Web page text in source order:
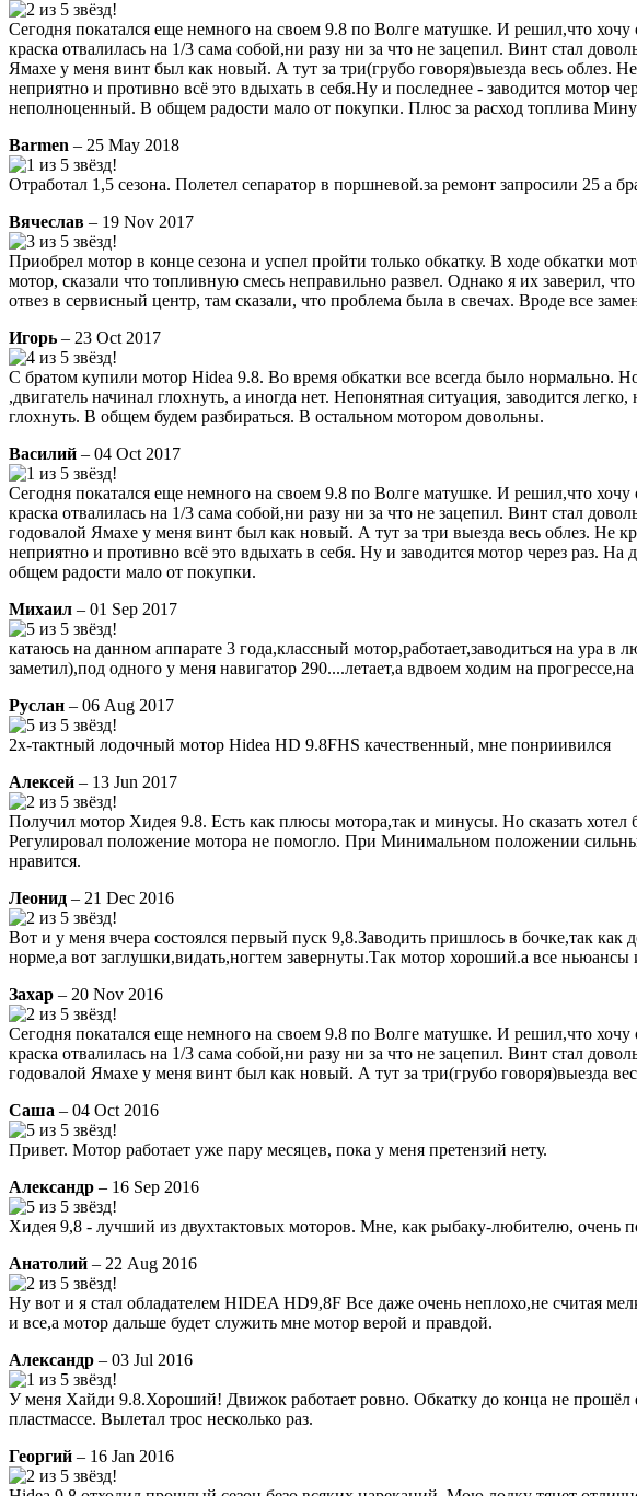
Сегодня покатался еще немного на своем 9.8 по Волге матушке. И решил,что
краска отвалилась на 1/3 сама собой,ни разу ни за что не зацепил. Винт стал
Ямахе у меня винт был как новый. А тут за три(грубо говоря)выезда весь
неприятно и противно всё это вдыхать в себя.Ну и последнее - заводится
неполноценный. В общем радости мало от покупки. Плюс за расход топлива
Barmen – 25 May 2018
Отработал 1,5 сезона. Полетел сепаратор в поршневой.за ремонт запросили 25 а
Вячеслав – 19 Nov 2017
Приобрел мотор в конце сезона и успел пройти только обкатку. В ходе обкатки
мотор, сказали что топливную смесь неправильно развел. Однако я их заверил,
отвез в сервисный центр, там сказали, что проблема была в свечах. Вроде все
Игорь – 23 Oct 2017
С братом купили мотор Hidea 9.8. Во время обкатки все всегда было нормально.
,двигатель начинал глохнуть, а иногда нет. Непонятная ситуация, заводится
глохнуть. В общем будем разбираться. В остальном мотором довольны.
Василий – 04 Oct 2017
Сегодня покатался еще немного на своем 9.8 по Волге матушке. И решил,что
краска отвалилась на 1/3 сама собой,ни разу ни за что не зацепил. Винт стал
годовалой Ямахе у меня винт был как новый. А тут за три выезда весь облез.
неприятно и противно всё это вдыхать в себя. Ну и заводится мотор через
общем радости мало от покупки.
Михаил – 01 Sep 2017
катаюсь на данном аппарате 3 года,классный мотор,работает,заводиться на ура
заметил),под одного у меня навигатор 290....летает,а вдвоем ходим на прогрессе,на
Руслан – 06 Aug 2017
2х-тактный лодочный мотор Hidea HD 9.8FHS качественный, мне понриивился
Алексей – 13 Jun 2017
Получил мотор Хидея 9.8. Есть как плюсы мотора,так и минусы. Но сказать
Регулировал положение мотора не помогло. При Минимальном положении
нравится.
Леонид – 21 Dec 2016
Вот и у меня вчера состоялся первый пуск 9,8.Заводить пришлось в бочке,так
норме,а вот заглушки,видать,ногтем завернуты.Так мотор хороший.а все
Захар – 20 Nov 2016
Сегодня покатался еще немного на своем 9.8 по Волге матушке. И решил,что
краска отвалилась на 1/3 сама собой,ни разу ни за что не зацепил. Винт стал
годовалой Ямахе у меня винт был как новый. А тут за три(грубо говоря)выезда
Саша – 04 Oct 2016
Привет. Мотор работает уже пару месяцев, пока у меня претензий нету.
Александр – 16 Sep 2016
Хидея 9,8 - лучший из двухтактовых моторов. Мне, как рыбаку-любителю, очень
Анатолий – 22 Aug 2016
Ну вот и я стал обладателем HIDEA HD9,8F Все даже очень неплохо,не считая
и все,а мотор дальше будет служить мне мотор верой и правдой.
Александр – 03 Jul 2016
У меня Хайди 9.8.Хороший! Движок работает ровно. Обкатку до конца не прошёл
пластмассе. Вылетал трос несколько раз.
Георгий – 16 Jan 2016